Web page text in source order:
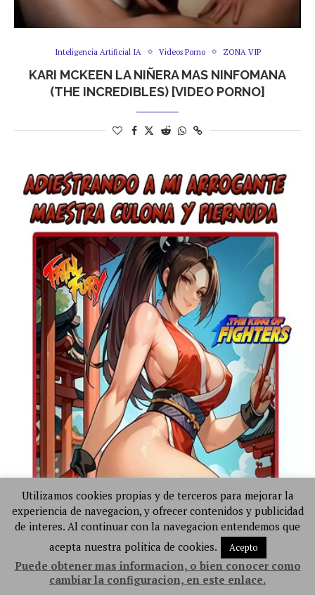
Inteligencia Artificial IA Videos Porno ZONA VIP
KARI MCKEEN LA NIÑERA MAS NINFOMANA
(THE INCREDIBLES) [VIDEO PORNO]
Utilizamos cookies propias y de terceros para mejorar la
experiencia de navegacion, y ofrecer contenidos y publicidad
de interes. Al continuar con la navegacion entendemos que
acepta nuestra politica de cookies.
Acepto
Puede obtener mas informacion, o bien conocer como
cambiar la configuracion, en este enlace.